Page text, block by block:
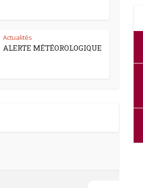
Actualités
ALERTE MÉTÉOROLOGIQUE